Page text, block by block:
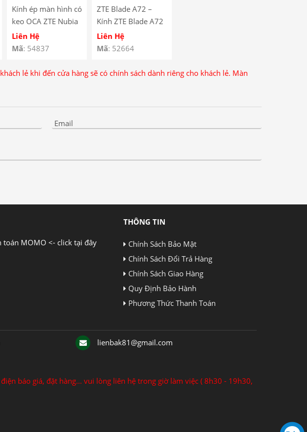
Kính ép màn hình có
keo OCA ZTE Nubia
Red Magic 9 Pro
Plus
Liên Hệ
Mã: 54837
ZTE Blade A72 –
Kính ZTE Blade A72
liền keo OCA – Kính
Ép Màn Hình ZTE
OCA – ZTE Blade
Liên Hệ
Mã: 52664
lẻ khi đến cửa hàng sẽ có chính sách dành riêng cho khách lẻ. Màn
Email
toán MOMO <- click tại đây
THÔNG TIN
Chính Sách Bảo Mật
Chính Sách Đổi Trả Hàng
Chính Sách Giao Hàng
Quy Định Bảo Hành
Phương Thức Thanh Toán
lienbak81@gmail.com
báo giá, đặt hàng... vui lòng liên hệ trong giờ làm việc ( 8h30 - 19h30,